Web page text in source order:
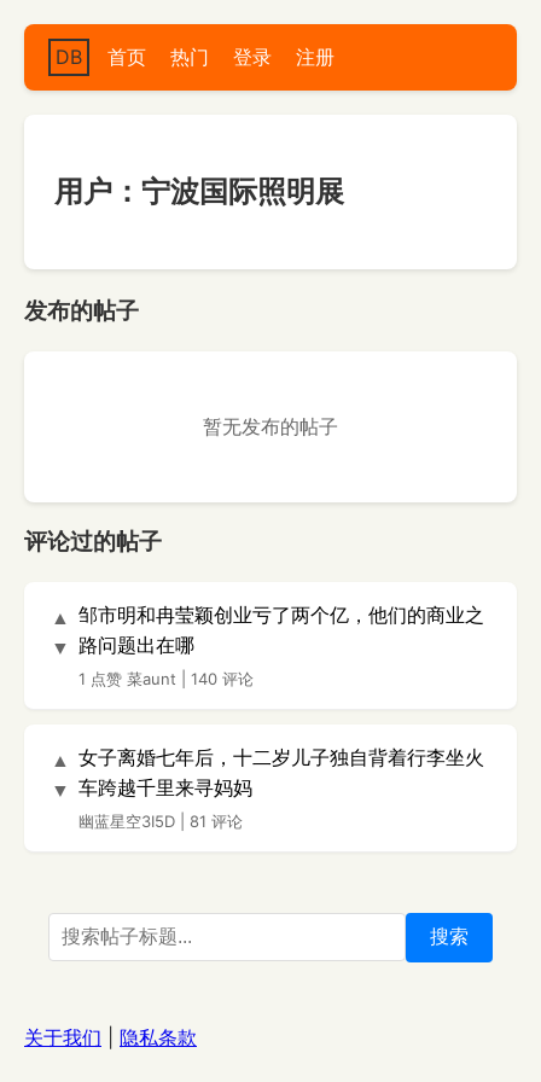
DB 首页 热门 登录 注册
用户：宁波国际照明展
发布的帖子
暂无发布的帖子
评论过的帖子
▲
▼
邹市明和冉莹颖创业亏了两个亿，他们的商业之
路问题出在哪
1 点赞 菜aunt 140 评论
▲
▼
女子离婚七年后，十二岁儿子独自背着行李坐火
车跨越千里来寻妈妈
幽蓝星空3I5D 81 评论
搜索
关于我们 隐私条款